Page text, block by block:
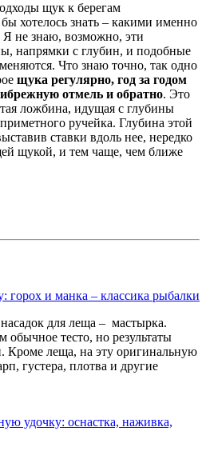
щук к берегам
хотелось знать – какими именно
не знаю, возможно, эти
напрямки с глубин, и подобные
Что знаю точно, так одно
щука регулярно, год за годом
отмель и обратно. Это
ложбина, идущая с глубины
ручейка. Глубина этой
ставки вдоль нее, нередко
щукой, и тем чаще, чем ближе
горох и манка – классика рыбалки
для леща – мастырка.
обычное тесто, но результаты
Кроме леща, на эту оригинальную
густера, плотва и другие
удочку: оснастка, наживка,